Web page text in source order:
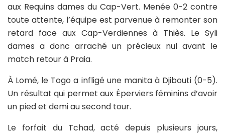
aux Requins dames du Cap-Vert. Menée 0-2 contre
toute attente, l’équipe est parvenue à remonter son
retard face aux Cap-Verdiennes à Thiès. Le Syli
dames a donc arraché un précieux nul avant le
match retour à Praia.
À Lomé, le Togo a infligé une manita à Djibouti (0-5).
Un résultat qui permet aux Éperviers féminins d’avoir
un pied et demi au second tour.
Le forfait du Tchad, acté depuis plusieurs jours,